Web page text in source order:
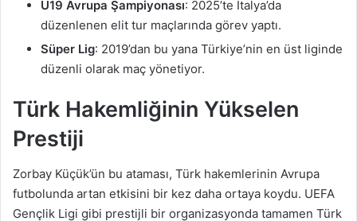
U19 Avrupa Şampiyonası: 2025’te İtalya’da
düzenlenen elit tur maçlarında görev yaptı.
Süper Lig: 2019’dan bu yana Türkiye’nin en üst liginde
düzenli olarak maç yönetiyor.
Türk Hakemliğinin Yükselen
Prestiji
Zorbay Küçük’ün bu ataması, Türk hakemlerinin Avrupa
futbolunda artan etkisini bir kez daha ortaya koydu. UEFA
Gençlik Ligi gibi prestijli bir organizasyonda tamamen Türk